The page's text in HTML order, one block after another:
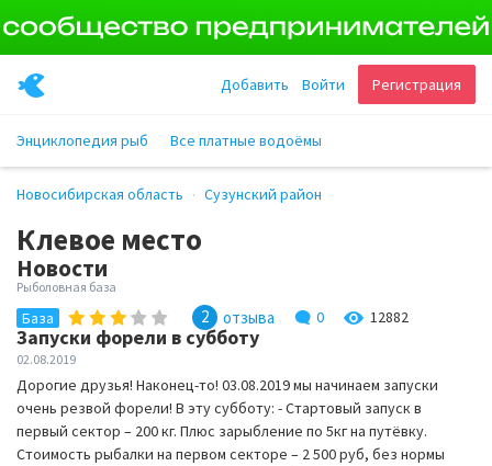
Регистрация
Войти
Добавить
Энциклопедия рыб Все платные водоёмы
Новосибирская область Сузунский район
Клевое место
Новости
Рыболовная база
База 2 отзыва 0 12882
Запуски форели в субботу
02.08.2019
Дорогие друзья! Наконец-то! 03.08.2019 мы начинаем запуски
очень резвой форели! В эту субботу: - Стартовый запуск в
первый сектор – 200 кг. Плюс зарыбление по 5кг на путёвку.
Стоимость рыбалки на первом секторе – 2 500 руб, без нормы